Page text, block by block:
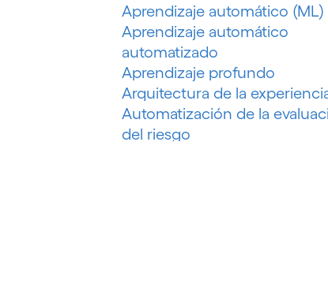
Aprendizaje automático (ML)
Aprendizaje automático
automatizado
Aprendizaje profundo
Arquitectura de la
Automatización de la
del riesgo